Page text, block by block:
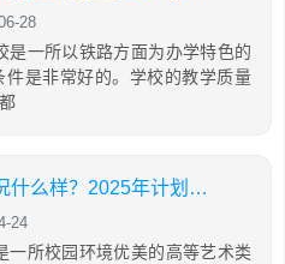
28
是一所以铁路方面为办学特色的
是非常好的。学校的教学质量
成都艺术职业学院就业情况什么样？2025年计划招收多少人
24
一所校园环境优美的高等艺术类